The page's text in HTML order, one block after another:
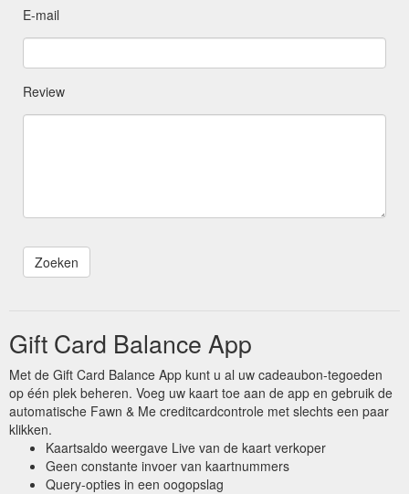
E-mail
Review
Gift Card Balance App
Met de Gift Card Balance App kunt u al uw cadeaubon-tegoeden
op één plek beheren. Voeg uw kaart toe aan de app en gebruik de
automatische Fawn & Me creditcardcontrole met slechts een paar
klikken.
Kaartsaldo weergave Live van de kaart verkoper
Geen constante invoer van kaartnummers
Query-opties in een oogopslag